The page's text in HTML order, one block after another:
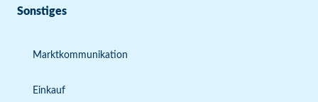
Sonstiges
Marktkommunikation
Einkauf